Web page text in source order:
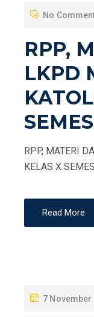
E
O
N
No
RPP,
LKPD
RPP, MATERI
KELAS X
Read More
P
7 November